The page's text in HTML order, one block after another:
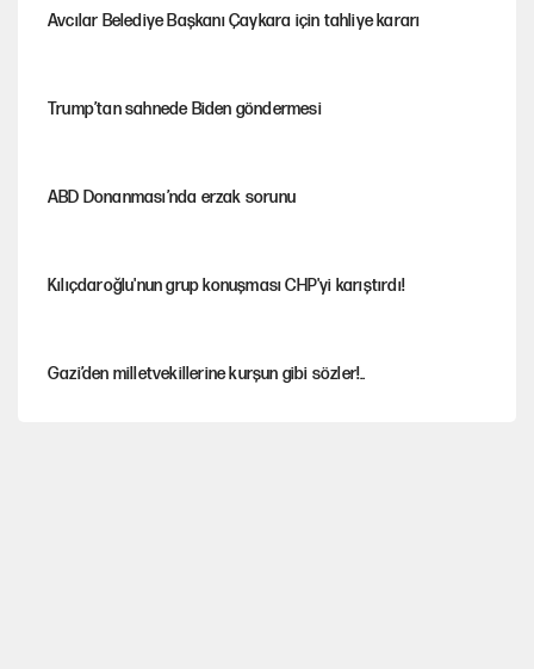
Avcılar Belediye Başkanı Çaykara için tahliye kararı
Trump’tan sahnede Biden göndermesi
ABD Donanması’nda erzak sorunu
Kılıçdaroğlu'nun grup konuşması CHP'yi karıştırdı!
Gazi’den milletvekillerine kurşun gibi sözler!..